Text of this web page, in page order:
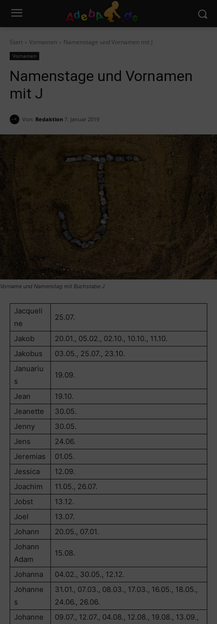
Start Vornamen Namenstage und Vornamen mit J
Vornamen
Namenstage und Vornamen
mit J
Von: Redaktion 7. Januar 2019
Vorname und Namenstag mit Buchstabe J
Jacqueli
ne
25.07.
Jakob
20.01., 05.02., 02.10., 10.10., 11.10.
Jakobus
03.05., 25.07., 23.10.
Januariu
s
19.09.
Jean
19.10.
Jeanette
30.05.
Jenny
30.05.
Jens
24.06.
Jeremias
01.05.
Jessica
12.09.
Joachim
11.05., 26.07.
Jobst
13.12.
Joel
13.07.
Johann
20.05., 07.01.
Johann
Adam
15.08.
Johanna
04.02., 30.05., 12.12.
Johanne
s
31.01., 07.03., 08.03., 17.03., 16.05., 18.05.,
24.06., 26.06.
Johanne
09.07., 12.07., 04.08., 12.08., 19.08., 13.09.,